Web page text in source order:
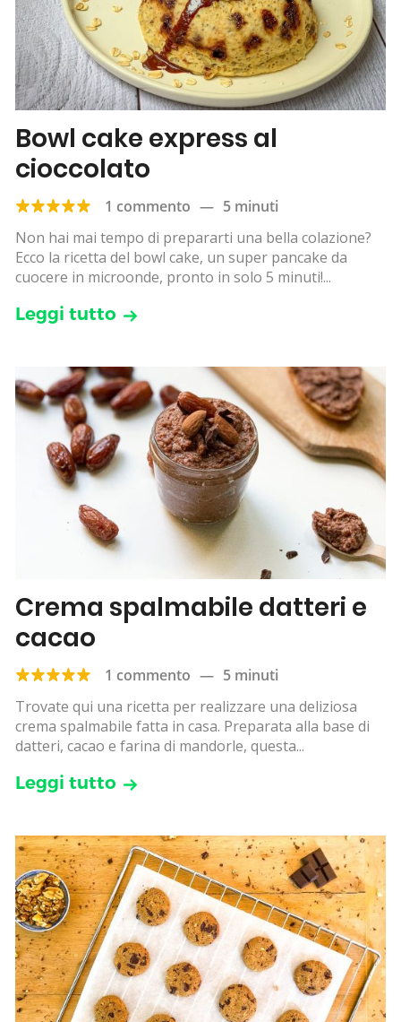
Bowl cake express al
cioccolato
1 commento — 5 minuti
Non hai mai tempo di prepararti una bella colazione?
Ecco la ricetta del bowl cake, un super pancake da
cuocere in microonde, pronto in solo 5 minuti!...
Leggi tutto
Crema spalmabile datteri e
cacao
1 commento — 5 minuti
Trovate qui una ricetta per realizzare una deliziosa
crema spalmabile fatta in casa. Preparata alla base di
datteri, cacao e farina di mandorle, questa...
Leggi tutto